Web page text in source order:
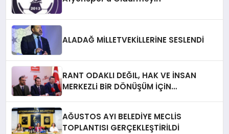
ALADAĞ MİLLETVEKİLLERİNE SESLENDİ
RANT ODAKLI DEĞIL, HAK VE İNSAN
MERKEZLi BiR DÖNÜŞÜM İÇiN
AĞUSTOS AYI BELEDİYE MECLİS
TOPLANTISI GERÇEKLEŞTİRİLDİ